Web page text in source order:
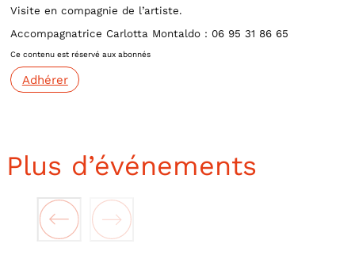
Visite en compagnie de l’artiste.
Accompagnatrice Carlotta Montaldo : 06 95 31 86 65
Ce contenu est réservé aux abonnés
Adhérer
Plus d’événements